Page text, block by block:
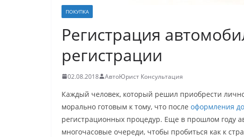
ПОКУПКА
Регистрация
регистрации
02.08.2018 АвтоЮрист Консультация
Каждый человек, который решил приобрести
морально готовым к тому, что после оформления
регистрационных процедур. Еще в прошлом году
многочасовые очереди, чтобы пробиться как к